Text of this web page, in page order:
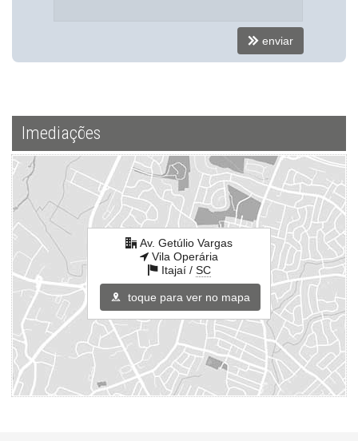
Itajaí /SC
ver mapa abaixo
enviar
Imediações
Av. Getúlio Vargas
Vila Operária
Itajaí / SC
toque para ver no mapa